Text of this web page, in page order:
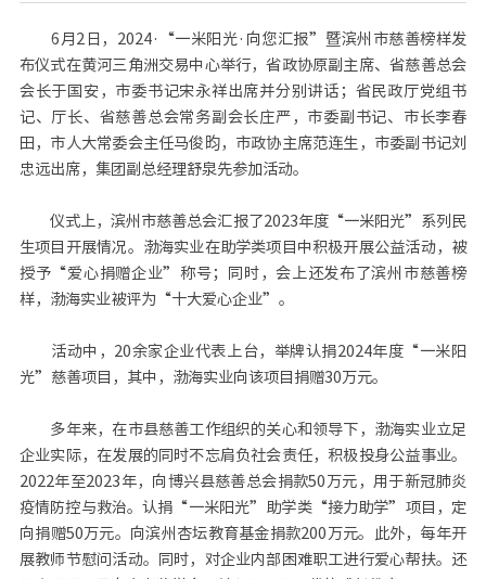
6月2日，2024·“一米阳光·向您汇报”暨滨州市慈善榜样发
布仪式在黄河三角洲交易中心举行，省政协原副主席、省慈善总会
会长于国安，市委书记宋永祥出席并分别讲话；省民政厅党组书
记、厅长、省慈善总会常务副会长庄严，市委副书记、市长李春
田，市人大常委会主任马俊昀，市政协主席范连生，市委副书记刘
忠远出席，集团副总经理舒泉先参加活动。
仪式上，滨州市慈善总会汇报了2023年度“一米阳光”系列民
生项目开展情况。渤海实业在助学类项目中积极开展公益活动，被
授予“爱心捐赠企业”称号；同时，会上还发布了滨州市慈善榜
样，渤海实业被评为“十大爱心企业”。
活动中，20余家企业代表上台，举牌认捐2024年度“一米阳
光”慈善项目，其中，渤海实业向该项目捐赠30万元。
多年来，在市县慈善工作组织的关心和领导下，渤海实业立足
企业实际，在发展的同时不忘肩负社会责任，积极投身公益事业。
2022年至2023年，向博兴县慈善总会捐款50万元，用于新冠肺炎
疫情防控与救治。认捐“一米阳光”助学类“接力助学”项目，定
向捐赠50万元。向滨州杏坛教育基金捐款200万元。此外，每年开
展教师节慰问活动。同时，对企业内部困难职工进行爱心帮扶。还